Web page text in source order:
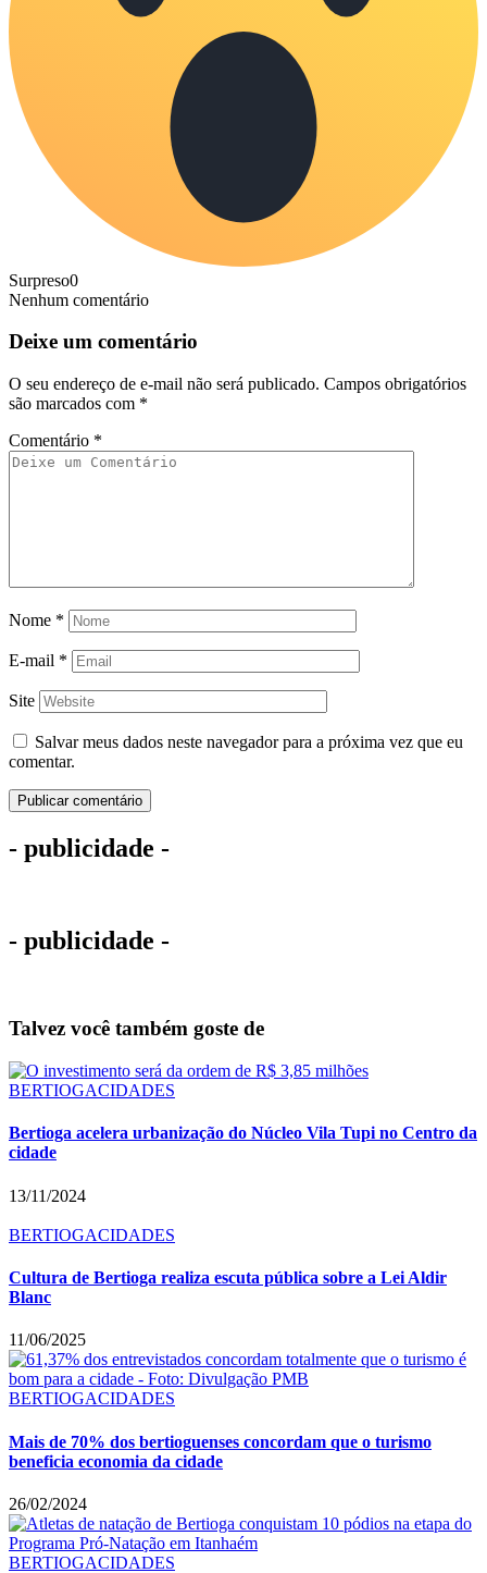
Surpreso0
Nenhum comentário
Deixe um comentário
O seu endereço de e-mail não será publicado. Campos obrigatórios
são marcados com *
Comentário *
Nome *
E-mail *
Site
Salvar meus dados neste navegador para a próxima vez que eu
comentar.
- publicidade -
- publicidade -
Talvez você também goste de
BERTIOGACIDADES
Bertioga acelera urbanização do Núcleo Vila Tupi no Centro da
cidade
13/11/2024
BERTIOGACIDADES
Cultura de Bertioga realiza escuta pública sobre a Lei Aldir
Blanc
11/06/2025
BERTIOGACIDADES
Mais de 70% dos bertioguenses concordam que o turismo
beneficia economia da cidade
26/02/2024
BERTIOGACIDADES